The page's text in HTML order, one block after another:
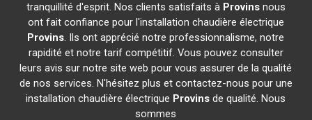
tranquillité d'esprit. Nos clients satisfaits à Provinsnous
ont fait confiance pour l'installation chaudière électrique
Provins. Ils ont apprécié notre professionnalisme, notre
rapidité et notre tarif compétitif. Vous pouvez consulter
leurs avis sur notre site web pour vous assurer de la qualité
de nos services. N'hésitez plus et contactez-nous pour une
installation chaudière électrique Provins de qualité. Nous
sommes